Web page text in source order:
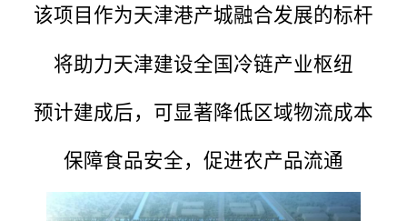
该项目作为天津港产城融合发展的标杆
将助力天津建设全国冷链产业枢纽
预计建成后，可显著降低区域物流成本
保障食品安全，促进农产品流通